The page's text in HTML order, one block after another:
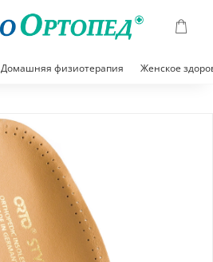
Домашняя физиотерапия Женское